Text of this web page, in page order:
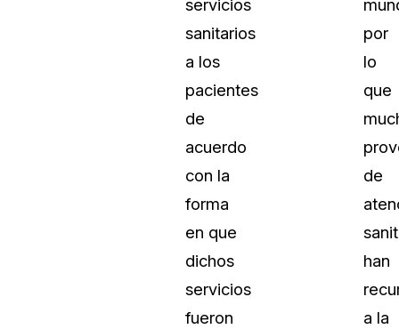
servicios
sanitarios
a los
pacientes
de
acuerdo
con la
forma
en que
dichos
servicios
fueron
por
lo
que
de
han
a la